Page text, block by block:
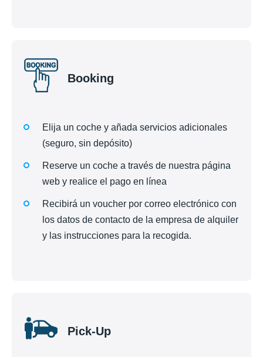
Booking
Elija un coche y añada servicios adicionales
(seguro, sin depósito)
Reserve un coche a través de nuestra página
web y realice el pago en línea
Recibirá un voucher por correo electrónico con
los datos de contacto de la empresa de alquiler
y las instrucciones para la recogida.
Pick-Up